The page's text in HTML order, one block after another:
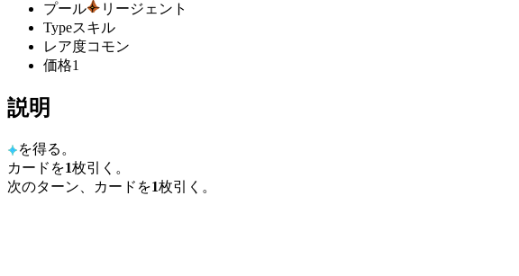
プール
リージェント
Typeスキル
レア度コモン
価格1
説明
を得る。
カードを1枚引く。
次のターン、カードを1枚引く。